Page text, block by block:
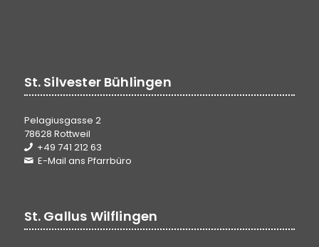
St. Silvester Bühlingen
Pelagiusgasse 2
78628 Rottweil
+49 741 212 63
E-Mail ans Pfarrbüro
St. Gallus Wilflingen